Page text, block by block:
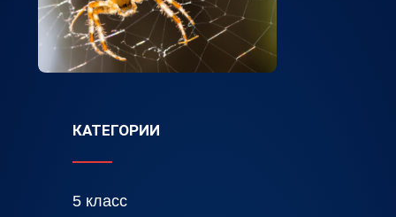
КАТЕГОРИИ
5 класс